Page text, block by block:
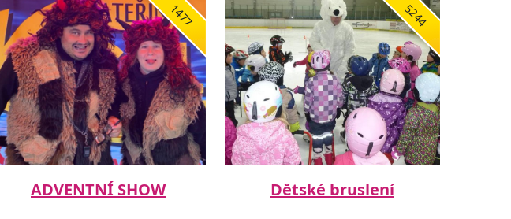
1477
ADVENTNÍ SHOW
5244
Dětské bruslení